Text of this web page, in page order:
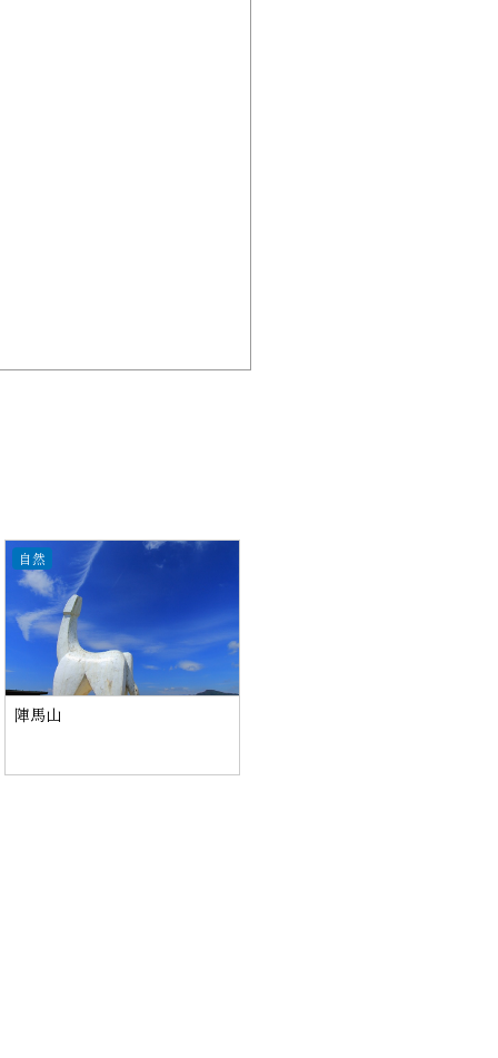
自然
陣馬山